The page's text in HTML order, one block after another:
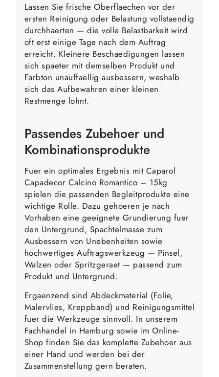
Lassen Sie frische Oberflaechen vor der
ersten Reinigung oder Belastung vollstaendig
durchhaerten — die volle Belastbarkeit wird
oft erst einige Tage nach dem Auftrag
erreicht. Kleinere Beschaedigungen lassen
sich spaeter mit demselben Produkt und
Farbton unauffaellig ausbessern, weshalb
sich das Aufbewahren einer kleinen
Restmenge lohnt.
Passendes Zubehoer und
Kombinationsprodukte
Fuer ein optimales Ergebnis mit Caparol
Capadecor Calcino Romantico – 15kg
spielen die passenden Begleitprodukte eine
wichtige Rolle. Dazu gehoeren je nach
Vorhaben eine geeignete Grundierung fuer
den Untergrund, Spachtelmasse zum
Ausbessern von Unebenheiten sowie
hochwertiges Auftragswerkzeug — Pinsel,
Walzen oder Spritzgeraet — passend zum
Produkt und Untergrund.
Ergaenzend sind Abdeckmaterial (Folie,
Malervlies, Kreppband) und Reinigungsmittel
fuer die Werkzeuge sinnvoll. In unserem
Fachhandel in Hamburg sowie im Online-
Shop finden Sie das komplette Zubehoer aus
einer Hand und werden bei der
Zusammenstellung gern beraten.